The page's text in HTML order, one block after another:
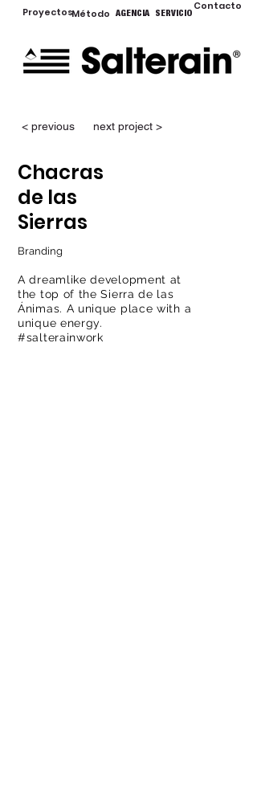
ProyectosMétodo AGENCIA SERVICIO
Contacto
< previous next project >
Chacras
de las
Sierras
Branding
A dreamlike development at
the top of the Sierra de las
Ánimas. A unique place with a
unique energy.
#salterainwork